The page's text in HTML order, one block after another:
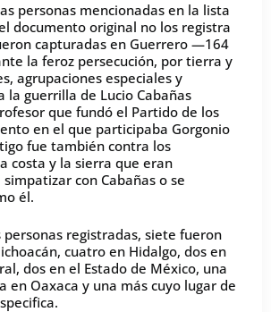
personas mencionadas en la lista
documento original no los registra
capturadas en Guerrero —164
la feroz persecución, por tierra y
agrupaciones especiales y
la guerrilla de Lucio Cabañas
que fundó el Partido de los
en el que participaba Gorgonio
fue también contra los
costa y la sierra que eran
simpatizar con Cabañas o se
él.
personas registradas, siete fueron
cuatro en Hidalgo, dos en
dos en el Estado de México, una
en Oaxaca y una más cuyo lugar de